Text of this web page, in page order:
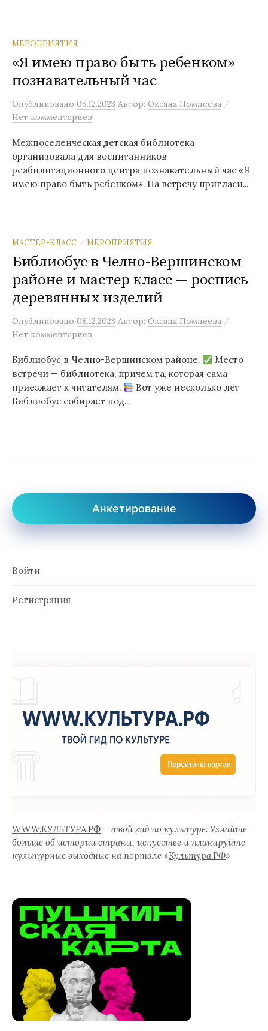
МЕРОПРИЯТИЯ
«Я имею право быть ребенком»
познавательный час
Опубликовано 08.12.2023 Автор: Оксана Помпеева /
Нет комментариев
Межпоселенческая детская библиотека
организовала для воспитанников
реабилитационного центра познавательный час «Я
имею право быть ребенком». На встречу пригласи...
МАСТЕР-КЛАСС / МЕРОПРИЯТИЯ
Библиобус в Челно-Вершинском
районе и мастер класс — роспись
деревянных изделий
Опубликовано 08.12.2023 Автор: Оксана Помпеева /
Нет комментариев
Библиобус в Челно-Вершинском районе.
Место
встречи — библиотека, причем та, которая сама
приезжает к читателям.
Вот уже несколько лет
Библиобус собирает под...
Анкетирование
Войти
Регистрация
WWW.КУЛЬТУРА.РФ – твой гид по культуре. Узнайте
больше об истории страны, искусстве и планируйте
культурные выходные на портале «Культура.РФ»